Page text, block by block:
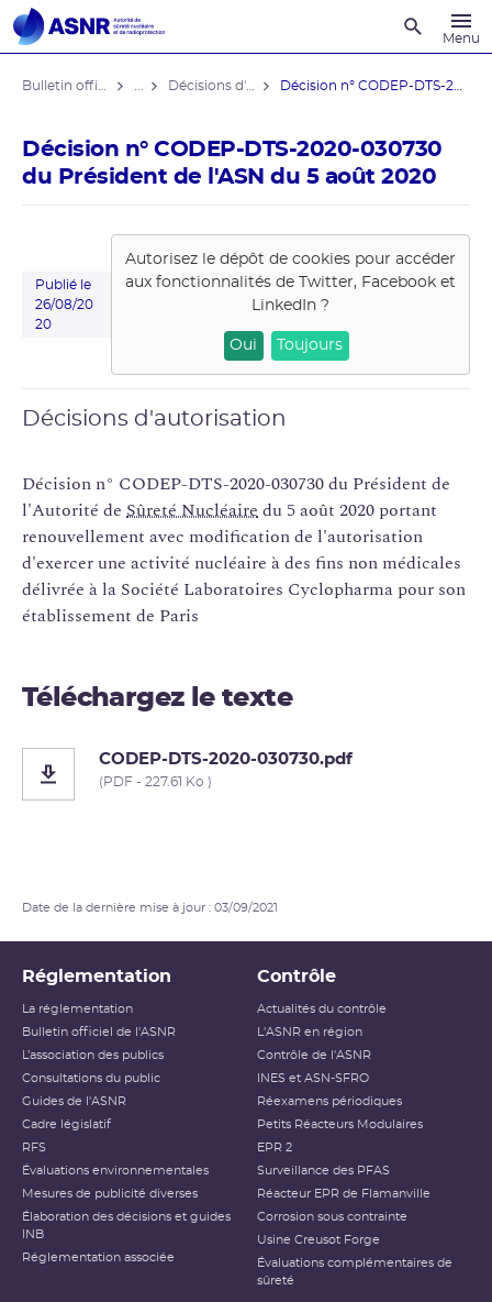
Menu
Décision n° CODEP-DTS-2020-030730
du Président de l'ASN du 5 août 2020
Publié le
26/08/20
20
Autorisez le dépôt de cookies pour accéder
aux fonctionnalités de Twitter, Facebook et
LinkedIn?
Oui Toujours
Décisions d'autorisation
Décision n° CODEP-DTS-2020-030730 du Président de
l'Autorité de Sûreté Nucléairedu 5 août 2020 portant
renouvellement avec modification de l'autorisation
d'exercer une activité nucléaire à des fins non médicales
délivrée à la Société Laboratoires Cyclopharma pour son
établissement de Paris
Téléchargez le texte
CODEP-DTS-2020-030730.pdf
(PDF - 227.61 Ko )
Date de la dernière mise à jour : 03/09/2021
Réglementation
La réglementation
Bulletin officiel de l'ASNR
L’association des publics
Consultations du public
Guides de l'ASNR
Cadre législatif
RFS
Évaluations environnementales
Mesures de publicité diverses
Élaboration des décisions et guides
INB
Réglementation associée
Contrôle
Actualités du contrôle
L'ASNR en région
Contrôle de l'ASNR
INES et ASN-SFRO
Réexamens périodiques
Petits Réacteurs Modulaires
EPR 2
Surveillance des PFAS
Réacteur EPR de Flamanville
Corrosion sous contrainte
Usine Creusot Forge
Évaluations complémentaires de
sûreté